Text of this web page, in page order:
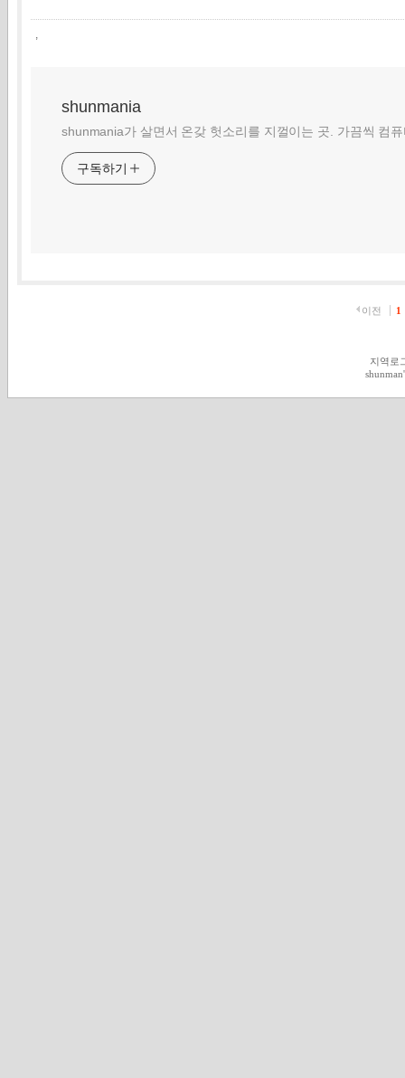
shunmania
shunmania가 살면서 온갖 헛소리를 지껄이는 곳. 가끔씩 컴
구독하기
이전 1
지역로
shunman